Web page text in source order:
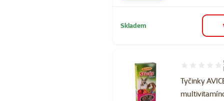
Skladem
Tyčinky
Hodnocení